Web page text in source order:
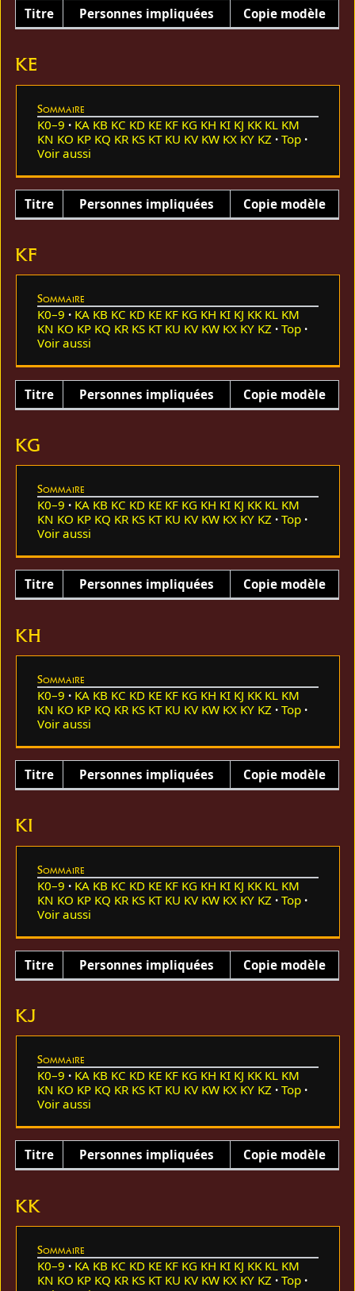
Titre Personnes impliquées Copie modèle
KE
Sommaire
K0–9 KA KB KC KD KE KF KG KH KI KJ KK KL KM
KN KO KP KQ KR KS KT KU KV KW KX KY KZ
Top
Voir aussi
Titre Personnes impliquées Copie modèle
KF
Sommaire
K0–9 KA KB KC KD KE KF KG KH KI KJ KK KL KM
KN KO KP KQ KR KS KT KU KV KW KX KY KZ
Top
Voir aussi
Titre Personnes impliquées Copie modèle
KG
Sommaire
K0–9 KA KB KC KD KE KF KG KH KI KJ KK KL KM
KN KO KP KQ KR KS KT KU KV KW KX KY KZ
Top
Voir aussi
Titre Personnes impliquées Copie modèle
KH
Sommaire
K0–9 KA KB KC KD KE KF KG KH KI KJ KK KL KM
KN KO KP KQ KR KS KT KU KV KW KX KY KZ
Top
Voir aussi
Titre Personnes impliquées Copie modèle
KI
Sommaire
K0–9 KA KB KC KD KE KF KG KH KI KJ KK KL KM
KN KO KP KQ KR KS KT KU KV KW KX KY KZ
Top
Voir aussi
Titre Personnes impliquées Copie modèle
KJ
Sommaire
K0–9 KA KB KC KD KE KF KG KH KI KJ KK KL KM
KN KO KP KQ KR KS KT KU KV KW KX KY KZ
Top
Voir aussi
Titre Personnes impliquées Copie modèle
KK
Sommaire
K0–9 KA KB KC KD KE KF KG KH KI KJ KK KL KM
KN KO KP KQ KR KS KT KU KV KW KX KY KZ
Top